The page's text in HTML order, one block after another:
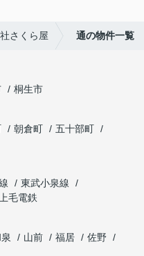
さくら屋 通の物件一覧
桐生市
朝倉町
五十部町
東武小泉線
上毛電鉄
山前 福居
佐野